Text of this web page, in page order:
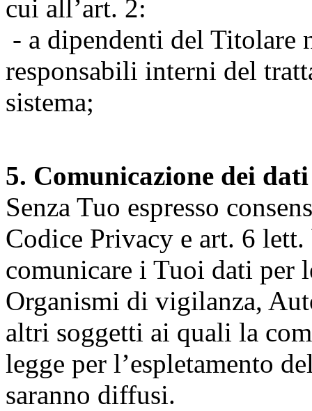
cui all’art. 2:
- a dipendenti del Titolare
responsabili interni del
sistema;
5. Comunicazione dei dati
Senza Tuo espresso
Codice Privacy e art. 6
comunicare i Tuoi dati per
Organismi di vigilanza,
altri soggetti ai quali la
legge per l’espletamento
saranno diffusi.